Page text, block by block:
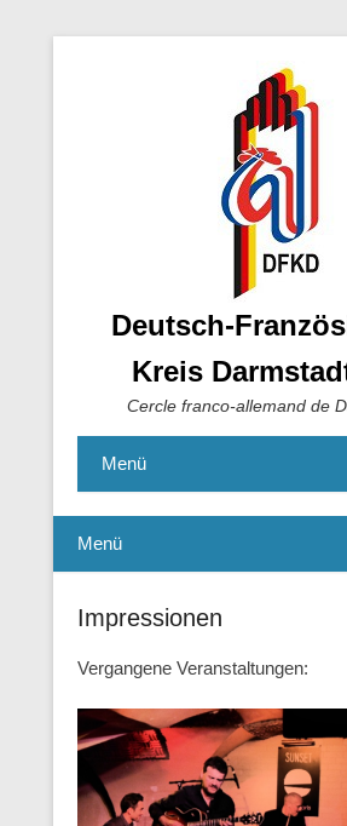
Deutsch-
Kreis
Cercle franco-allemand de
Menü
Menü
Impressionen
Vergangene Veranstaltungen: